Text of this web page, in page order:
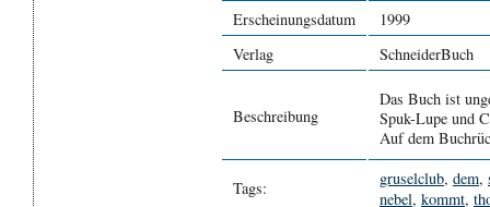
Erscheinungsdatum
1999
Verlag
SchneiderBuch
Beschreibung
Das Buch ist
Spuk-Lupe und
Auf dem
Tags: gruselclub, dem,
nebel, kommt,